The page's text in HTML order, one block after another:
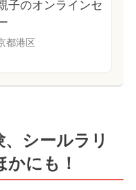
子のオンラインセ
都港区
シールラリ
にも！